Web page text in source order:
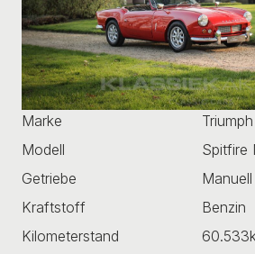
Marke
Triumph
Modell
Spitfire
Getriebe
Manuell
Kraftstoff
Benzin
Kilometerstand